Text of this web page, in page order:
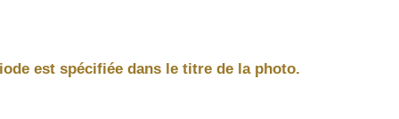
est spécifiée dans le titre de la photo.